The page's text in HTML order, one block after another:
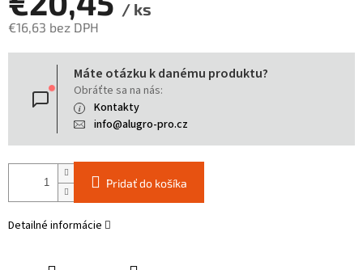
/ ks
€16,63 bez DPH
Jednotková
Máte otázku k danému produktu?
Obráťte sa na nás:
Kontakty
info@alugro-pro.cz
Pridať do košíka
Detailné informácie